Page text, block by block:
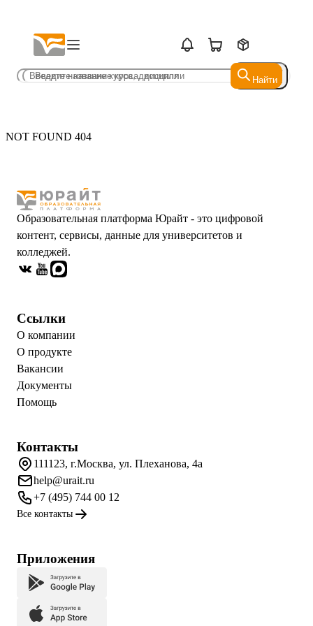
Найти
Найти
NOT FOUND 404
Образовательная платформа Юрайт - это цифровой
контент, сервисы, данные для университетов и
колледжей.
Ссылки
О компании
О продукте
Вакансии
Документы
Помощь
Контакты
111123, г.Москва, ул. Плеханова, 4а
help@urait.ru
+7 (495) 744 00 12
Все контакты
Приложения